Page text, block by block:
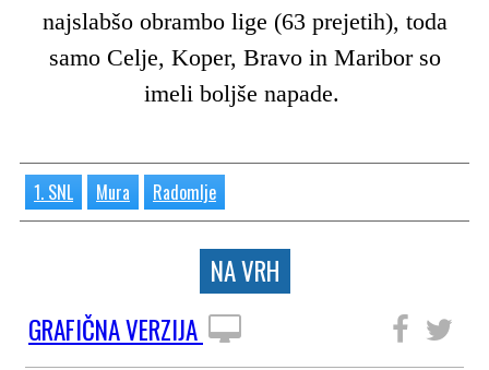
najslabšo obrambo lige (63 prejetih), toda
samo Celje, Koper, Bravo in Maribor so
imeli boljše napade.
1. SNL Mura Radomlje
NA VRH
GRAFIČNA VERZIJA